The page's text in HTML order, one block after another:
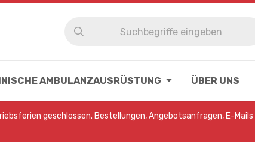
AMBULANZAUSRÜSTUNG ÜBER UNS
geschlossen. Bestellungen, Angebotsanfragen, E-